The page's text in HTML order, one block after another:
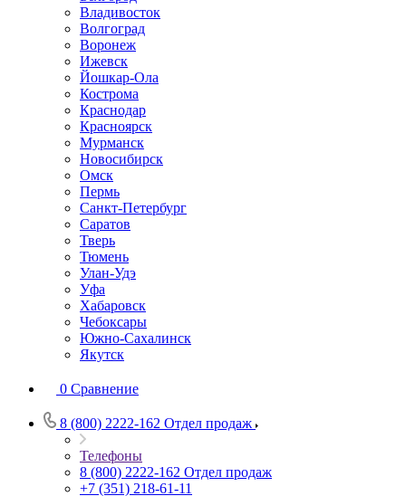
Владивосток
Волгоград
Воронеж
Ижевск
Йошкар-Ола
Кострома
Краснодар
Красноярск
Мурманск
Новосибирск
Омск
Пермь
Санкт-Петербург
Саратов
Тверь
Тюмень
Улан-Удэ
Уфа
Хабаровск
Чебоксары
Южно-Сахалинск
Якутск
0 Сравнение
8 (800) 2222-162 Отдел продаж
Телефоны
8 (800) 2222-162 Отдел продаж
+7 (351) 218-61-11